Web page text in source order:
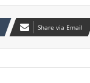
Share via Email